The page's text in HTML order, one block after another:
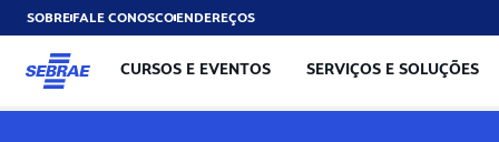
SOBREFALE CONOSCOENDEREÇOS
CURSOS E EVENTOS SERVIÇOS E SOLUÇÕES